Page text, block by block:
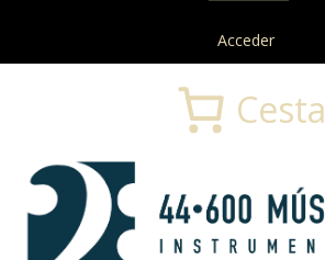
Acceder
Cesta